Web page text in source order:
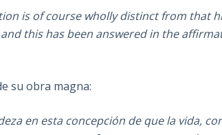
is of course wholly distinct from that
this has been answered in the
su obra magna:
en esta concepción de que la vida,